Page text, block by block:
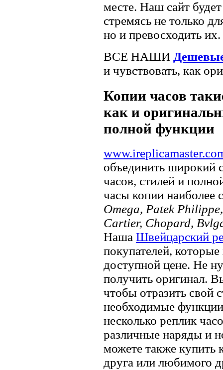
месте. Наш сайт
стремясь не только
но и превосходить их.
ВСЕ НАШИ
и чувствовать, как
Копии часов
как и
полной функции
объединить широкий
часов, стилей и
часы копии наиболее
Omega, Patek
Cartier, Chopard,
Наша Швейцарский
покупателей,
доступной цене. Не
получить оригинал.
чтобы отразить свой
необходимые
несколько реплик
различные наряды и
можете также купить
друга или любимого